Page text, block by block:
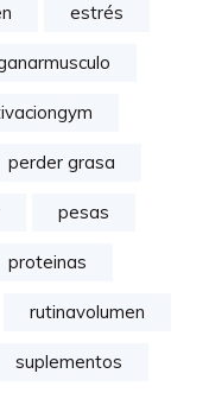
estrés
perder grasa
pesas
proteinas
rutinavolumen
suplementos